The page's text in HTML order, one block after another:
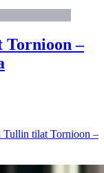
Tornioon –
Tullin tilat Tornioon –